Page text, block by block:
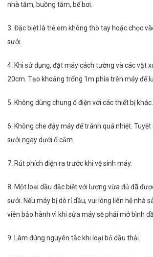
nhà tắm, buồng tắm, bể bơi.
3. Đặc biệt là trẻ em không thò tay hoặc chọc
sưởi.
4. Khi sử dụng, đặt máy cách tường và các vật
20cm. Tạo khoảng trống 1m phía trên máy để
5. Không dùng chung ổ điện với các thiết bị khác.
6. Không che đậy máy để tránh quá nhiệt.
sưởi ngay dưới ổ cắm.
7. Rút phích điện ra trước khi vệ sinh máy.
8. Một loại dầu đặc biệt với lượng vừa đủ đã
sưởi. Nếu máy bị dò rỉ dầu, vui lòng liên hệ nhà
viên bảo hành vì khi sửa máy sẽ phải mở bình
9. Làm đúng nguyên tắc khi loại bỏ dầu thải.